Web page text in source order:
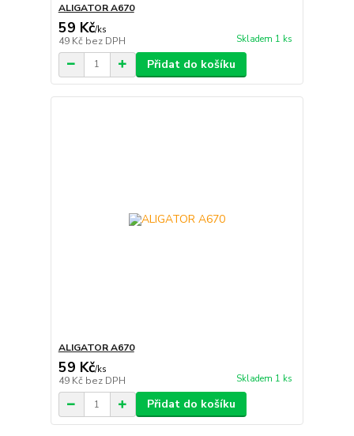
ALIGATOR A670
59 Kč/ks
49 Kč bez DPH Skladem 1 ks
Přidat do košíku
ALIGATOR A670
59 Kč/ks
49 Kč bez DPH Skladem 1 ks
Přidat do košíku